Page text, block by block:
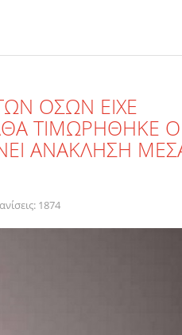
ΟΣΩΝ ΕΙΧΕ
ΤΙΜΩΡΗΘΗΚΕ Ο
ΑΝΑΚΛΗΣΗ
1874